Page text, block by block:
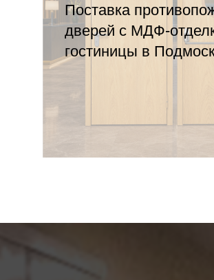
Поставка
дверей с МДФ-
гостиницы в